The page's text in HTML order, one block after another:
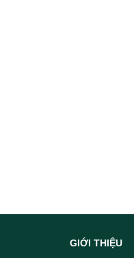
GIỚI THIỆU